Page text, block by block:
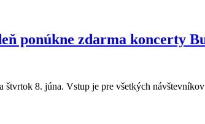
ponúkne zdarma koncerty
štvrtok 8. júna. Vstup je pre všetkých